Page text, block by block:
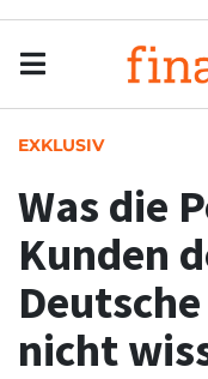
EXKLUSIV
Was die
Kunden
nicht